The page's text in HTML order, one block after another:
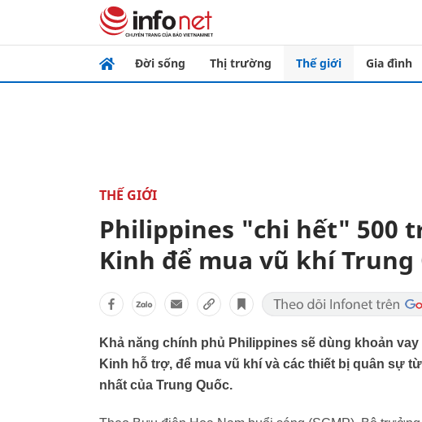
Đời sống Thị trường Thế giới Gia đình
THẾ GIỚI
Philippines "chi hết" 500
Kinh để mua vũ khí Trung
Khả năng chính phủ Philippines sẽ dùng khoản
Kinh hỗ trợ, để mua vũ khí và các thiết bị quân sự
nhất của Trung Quốc.